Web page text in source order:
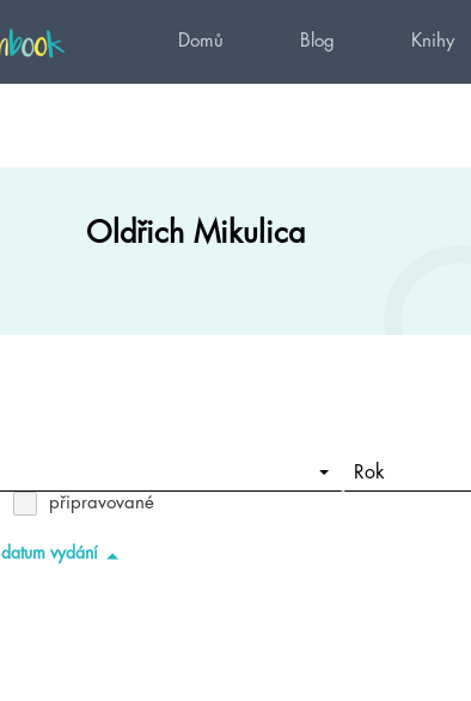
Domů Blog Knihy
Oldřich Mikulica
Rok
připravované
datum vydání